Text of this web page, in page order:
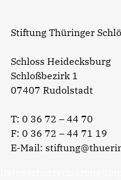
Stiftung Thüringer
Schloss Heidecksburg
Schloßbezirk 1
07407 Rudolstadt
T: 0 36 72 – 44 70
F: 0 36 72 – 44 71 19
E-Mail: